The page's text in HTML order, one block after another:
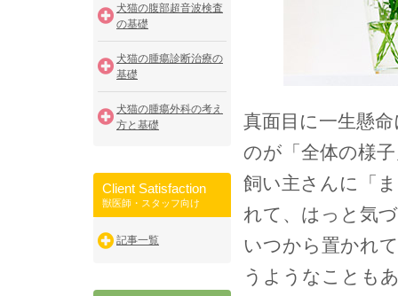
犬猫の腹部超音波検査
の基礎
犬猫の腫瘍診断治療の
基礎
犬猫の腫瘍外科の考え
方と基礎
Client Satisfaction
獣医師・スタッフ向け
記事一覧
真面目に一生懸
のが「全体の様
飼い主さんに「
れて、はっと気
いつから置かれ
うようなことも